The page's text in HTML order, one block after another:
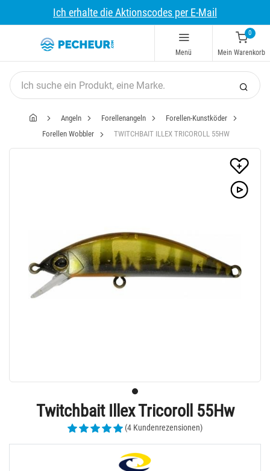
Ich erhalte die Aktionscodes per E-Mail
Menü
0
Mein Warenkorb
Angeln Forellenangeln
Forellen-Kunstköder
Forellen Wobbler
TWITCHBAIT ILLEX TRICOROLL 55HW
Twitchbait Illex Tricoroll 55Hw
(4 Kundenrezensionen)